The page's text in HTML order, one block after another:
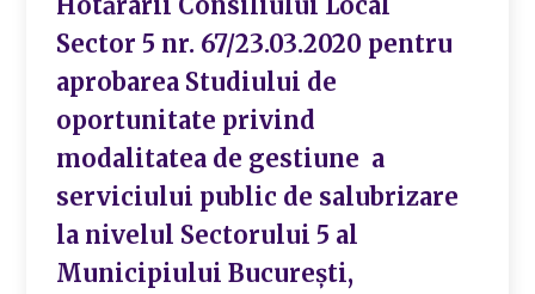
Sector 5 nr. 67/23.03.2020 pentru
aprobarea Studiului de
oportunitate privind
modalitatea de gestiune a
serviciului public de salubrizare
la nivelul Sectorului 5 al
Municipiului București,